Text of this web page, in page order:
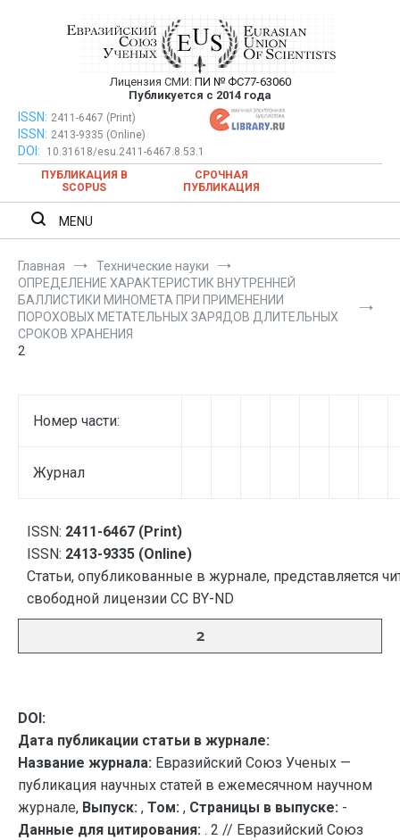
Евразийский Союз Ученых —
публикация научных статей в
ежемесячном научном журнале
Лицензия СМИ: ПИ № ФС77-63060
Публикуется с 2014 года
Евразийский Союз Ученых — публикация научных статей в
ежемесячном научном журнале
ISSN: 2411-6467 (Print)
ISSN: 2413-9335 (Online)
DOI:
10.31618/esu.2411-6467.8.53.1
ПУБЛИКАЦИЯ В
SCOPUS
СРОЧНАЯ
ПУБЛИКАЦИЯ
MENU
Главная
Технические науки
ОПРЕДЕЛЕНИЕ ХАРАКТЕРИСТИК ВНУТРЕННЕЙ
БАЛЛИСТИКИ МИНОМЕТА ПРИ ПРИМЕНЕНИИ
ПОРОХОВЫХ МЕТАТЕЛЬНЫХ ЗАРЯДОВ ДЛИТЕЛЬНЫХ
СРОКОВ ХРАНЕНИЯ
2
Номер части:
Журнал
ISSN: 2411-6467 (Print)
ISSN: 2413-9335 (Online)
Статьи, опубликованные в журнале, представляется
свободной лицензии CC BY-ND
2
DOI:
Дата публикации статьи в журнале:
Название журнала: Евразийский Союз Ученых —
публикация научных статей в ежемесячном научном
журнале, Выпуск: , Том: , Страницы в выпуске: -
Данные для цитирования: . 2 // Евразийский Союз